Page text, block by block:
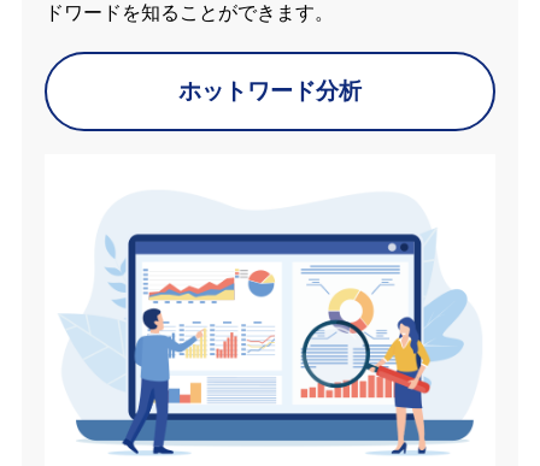
ドワードを知ることができます。
ホットワード分析